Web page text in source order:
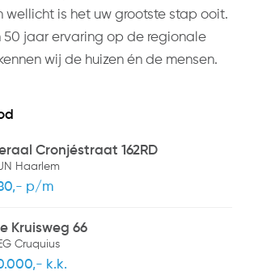
wellicht is het uw grootste stap ooit.
50 jaar ervaring op de regionale
wij de huizen én de mensen.
Cronjéstraat 162RD
Haarlem
p/m
Kruisweg 66
Cruquius
k.k.